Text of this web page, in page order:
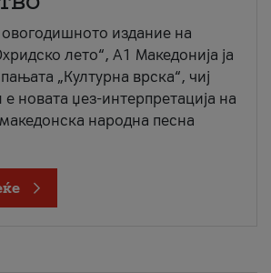
издание на
лето“, А1 Македонија ја
„Културна врска“, чиј
новата џез-интерпретација на
народна песна